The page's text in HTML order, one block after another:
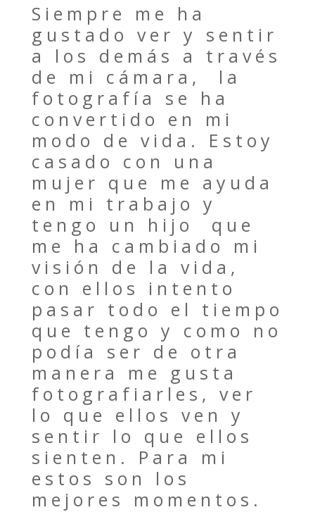
Siempre me ha
gustado ver y sentir
a los demás a través
de mi cámara, la
fotografía se ha
convertido en mi
modo de vida. Estoy
casado con una
mujer que me ayuda
en mi trabajo y
tengo un hijo que
me ha cambiado mi
visión de la vida,
con ellos intento
pasar todo el tiempo
que tengo y como no
podía ser de otra
manera me gusta
fotografiarles, ver
lo que ellos ven y
sentir lo que ellos
sienten. Para mi
estos son los
mejores momentos.